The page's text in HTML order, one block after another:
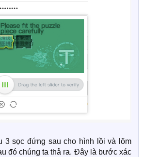
3 sọc đứng sau cho hình lồi và lõm
đó chúng ta thả ra. Đây là bước xác